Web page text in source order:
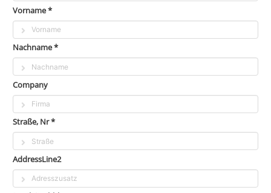
Vorname *
Nachname *
Company
Straße, Nr *
AddressLine2